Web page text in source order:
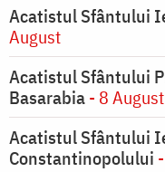
Acatistul Sfântului
August
Acatistul Sfântului
Basarabia- 8 August
Acatistul Sfântului
Constantinopolului